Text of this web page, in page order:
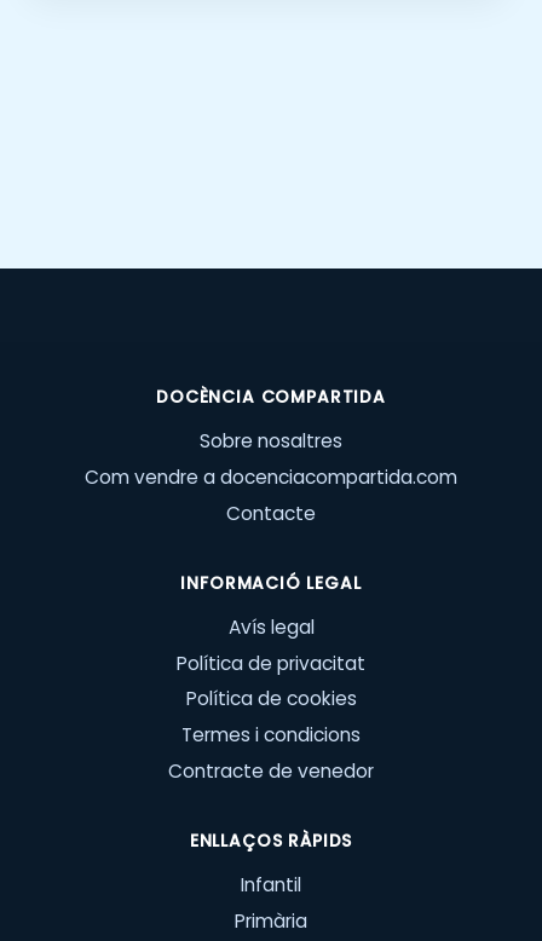
DOCÈNCIA COMPARTIDA
Sobre nosaltres
Com vendre a docenciacompartida.com
Contacte
INFORMACIÓ LEGAL
Avís legal
Política de privacitat
Política de cookies
Termes i condicions
Contracte de venedor
ENLLAÇOS RÀPIDS
Infantil
Primària